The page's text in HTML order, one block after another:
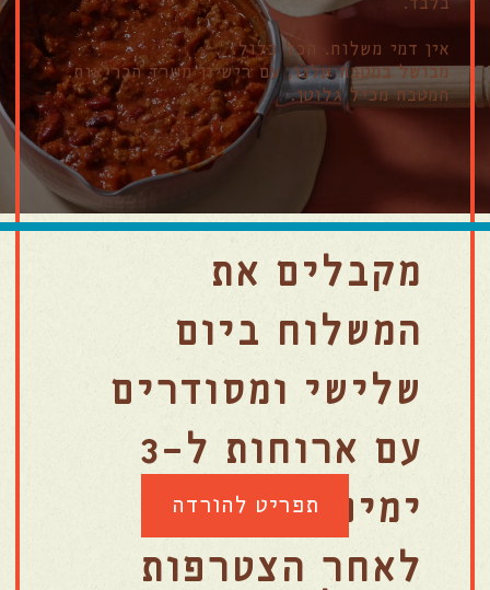
בלבד.
אין דמי משלוח. הכל כלול.
מבושל במטבח שלנו, עם רישיון משרד הבריאות.
המטבח מכיל גלוטן.
מקבלים את
המשלוח ביום
שלישי ומסודרים
עם ארוחות ל-3
ימים.
לאחר הצטרפות
תפריט להורדה